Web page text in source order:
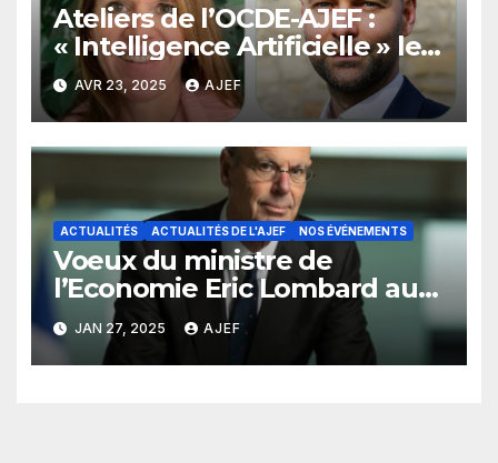
Ateliers de l’OCDE-AJEF :
« Intelligence Artificielle » le
13 mai 2025
AVR 23, 2025 AJEF
ACTUALITÉS ACTUALITÉS DE L'AJEF NOS ÉVÉNEMENTS
Voeux du ministre de
l’Economie Eric Lombard aux
adhérents de l’AJEF
JAN 27, 2025 AJEF